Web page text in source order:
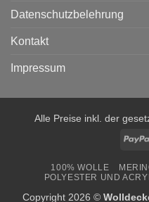
Datenschutzbelehrung
Kontakt
Impressum
Alle Preise inkl. der
100% WOLLE
POLYESTER UND
Copyright 2026 ©